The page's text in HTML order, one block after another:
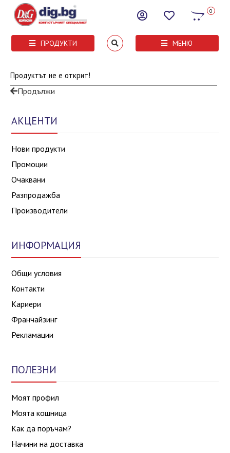
0
ПРОДУКТИ МЕНЮ
Продуктът не е открит!
Продължи
АКЦЕНТИ
Нови продукти
Промоции
Очаквани
Разпродажба
Производители
ИНФОРМАЦИЯ
Общи условия
Контакти
Кариери
Франчайзинг
Рекламации
ПОЛЕЗНИ
Моят профил
Моята кошница
Как да поръчам?
Начини на доставка